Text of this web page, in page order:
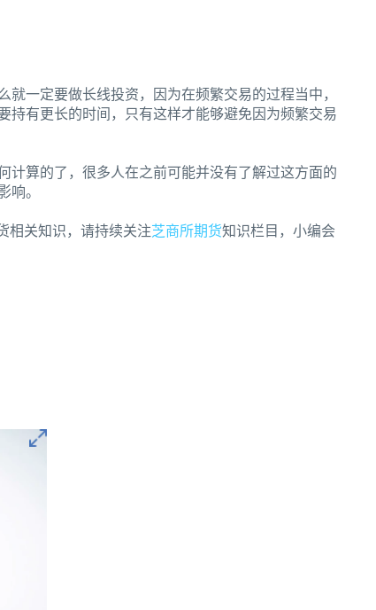
一定要做长线投资，因为在频繁交易的过程当中，
持有更长的时间，只有这样才能够避免因为频繁交易
计算的了，很多人在之前可能并没有了解过这方面的
响。
相关知识，请持续关注芝商所期货知识栏目，小编会